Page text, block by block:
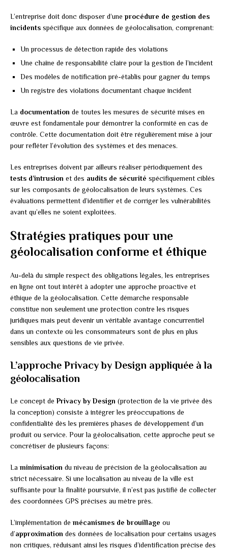
L’entreprise doit donc disposer d’une procédure de gestion des
incidents spécifique aux données de géolocalisation, comprenant:
Un processus de détection rapide des violations
Une chaîne de responsabilité claire pour la gestion de l’incident
Des modèles de notification pré-établis pour gagner du temps
Un registre des violations documentant chaque incident
La documentation de toutes les mesures de sécurité mises en
œuvre est fondamentale pour démontrer la conformité en cas de
contrôle. Cette documentation doit être régulièrement mise à jour
pour refléter l’évolution des systèmes et des menaces.
Les entreprises doivent par ailleurs réaliser périodiquement des
tests d’intrusion et des audits de sécurité spécifiquement ciblés
sur les composants de géolocalisation de leurs systèmes. Ces
évaluations permettent d’identifier et de corriger les vulnérabilités
avant qu’elles ne soient exploitées.
Stratégies pratiques pour une
géolocalisation conforme et éthique
Au-delà du simple respect des obligations légales, les entreprises
en ligne ont tout intérêt à adopter une approche proactive et
éthique de la géolocalisation. Cette démarche responsable
constitue non seulement une protection contre les risques
juridiques mais peut devenir un véritable avantage concurrentiel
dans un contexte où les consommateurs sont de plus en plus
sensibles aux questions de vie privée.
L’approche Privacy by Design appliquée à la
géolocalisation
Le concept dePrivacy by Design (protection de la vie privée dès
la conception) consiste à intégrer les préoccupations de
confidentialité dès les premières phases de développement d’un
produit ou service. Pour la géolocalisation, cette approche peut se
concrétiser de plusieurs façons:
La minimisation du niveau de précision de la géolocalisation au
strict nécessaire. Si une localisation au niveau de la ville est
suffisante pour la finalité poursuivie, il n’est pas justifié de collecter
des coordonnées GPS précises au mètre près.
L’implémentation de mécanismes de brouillage ou
d’approximation des données de localisation pour certains usages
non critiques, réduisant ainsi les risques d’identification précise des